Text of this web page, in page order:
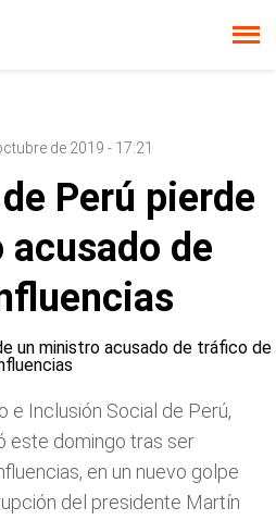
de 2019 - 17:21
Perú pierde
de
e Inclusión Social de Perú,
este domingo tras ser
en un nuevo golpe
del presidente Martín